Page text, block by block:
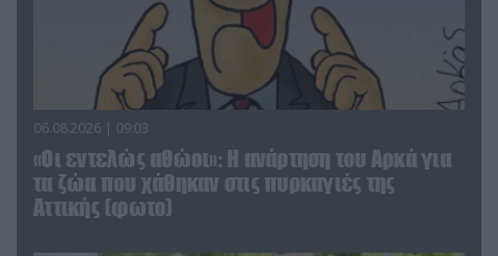
06.08.2026 | 09:03
«Οι εντελώς αθώοι»: Η ανάρτηση του Αρκά για
τα ζώα που χάθηκαν στις πυρκαγιές της
Αττικής (φωτο)